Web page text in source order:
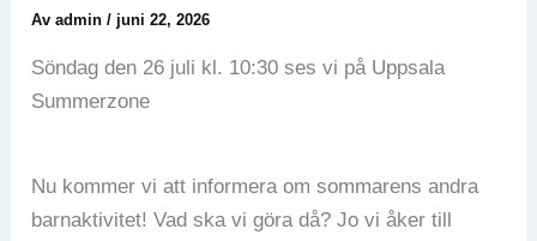
Av admin/ juni 22, 2026
Söndag den 26 juli kl. 10:30 ses vi på Uppsala
Summerzone
Nu kommer vi att informera om sommarens andra
barnaktivitet! Vad ska vi göra då? Jo vi åker till